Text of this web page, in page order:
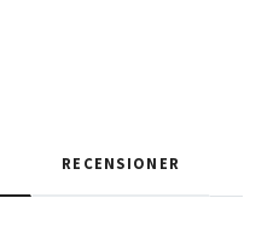
RECENSIONER